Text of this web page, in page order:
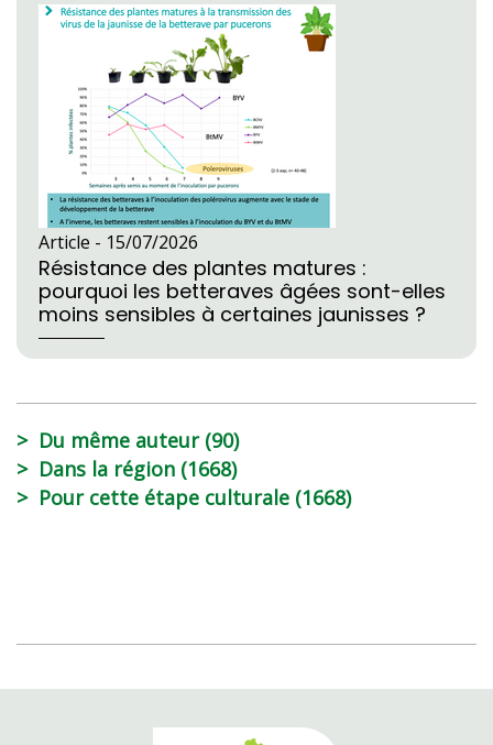
Article - 15/07/2026
Résistance des plantes matures :
pourquoi les betteraves âgées sont-elles
moins sensibles à certaines jaunisses ?
Du même auteur (90)
Dans la région (1668)
Pour cette étape culturale (1668)